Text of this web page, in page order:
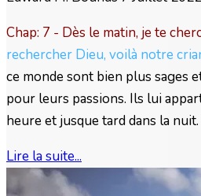
Chap: 7 - Dès le matin, je te
rechercher Dieu, voilà notre
ce monde sont bien plus sages
pour leurs passions. Ils lui
heure et jusque tard dans la nuit.
Lire la suite...